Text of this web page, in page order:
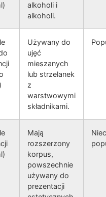
alkoholi i
alkoholi.
Używany do
ujęć
mieszanych
lub strzelanek
z
warstwowymi
składnikami.
Mają
rozszerzony
korpus,
powszechnie
używany do
prezentacji